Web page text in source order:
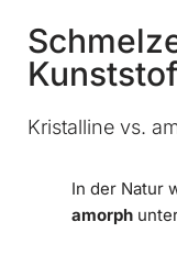
Kristalline vs.
In der Natur
amorph